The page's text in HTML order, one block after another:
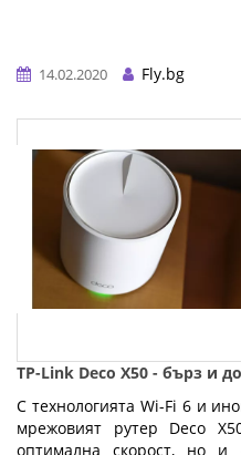
14.02.2020
Fly.bg
TP-Link Deco X50 - бърз и
С технологията Wi-Fi 6 и
мрежовият рутер Deco
оптимална скорост, но и